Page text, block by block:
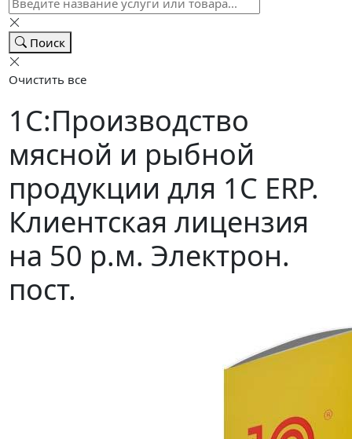
Поиск
Очистить все
1C:Производство
мясной и рыбной
продукции для 1С ERP.
Клиентская лицензия
на 50 р.м. Электрон.
пост.